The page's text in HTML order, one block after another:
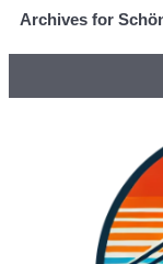
Archives for